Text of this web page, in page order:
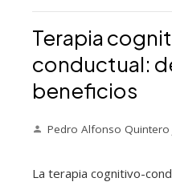
Terapia
conductual:
beneficios
Pedro Alfonso Quintero
La terapia cognitivo-